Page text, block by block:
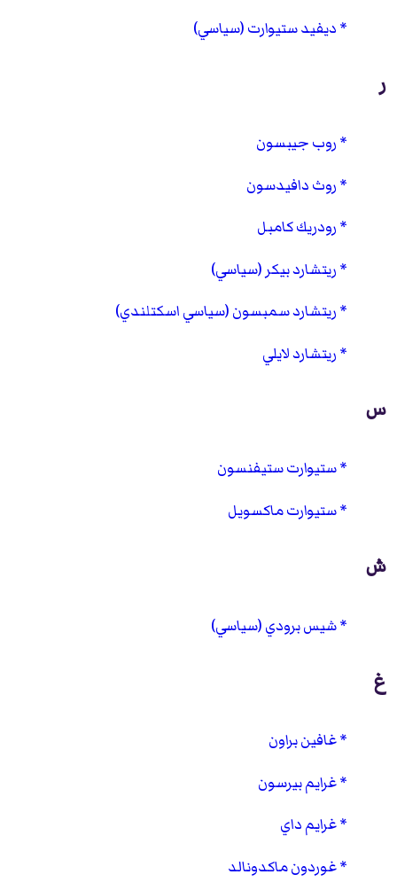
ديفيد ستيوارت (سياسي)
ر
روب جيبسون
روث دافيدسون
رودريك كامبل
ريتشارد بيكر (سياسي)
ريتشارد سمبسون (سياسي اسكتلندي)
ريتشارد لايلي
س
ستيوارت ستيفنسون
ستيوارت ماكسويل
ش
شيس برودي (سياسي)
غ
غافين براون
غرايم بيرسون
غرايم داي
غوردون ماكدونالد